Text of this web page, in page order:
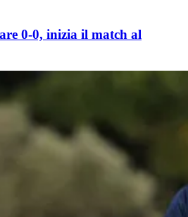
0-0, inizia il match al